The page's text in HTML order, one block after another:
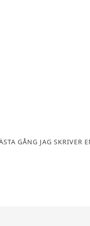
GÅNG JAG SKRIVER